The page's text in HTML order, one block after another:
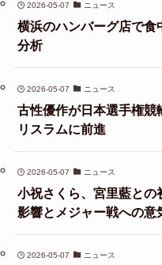
2026-05-07 ニュース
横浜のハンバーグ店で食
分析
2026-05-07 ニュース
古性優作が日本選手権競
リスラムに前進
2026-05-07 ニュース
小祝さくら、宮里藍との
影響とメジャー戦への意
2026-05-07 ニュース